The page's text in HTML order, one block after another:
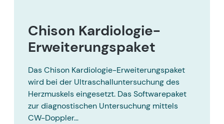
Chison Kardiologie-
Erweiterungspaket
Das Chison Kardiologie-Erweiterungspaket
wird bei der Ultraschalluntersuchung des
Herzmuskels eingesetzt. Das Softwarepaket
zur diagnostischen Untersuchung mittels
CW-Doppler…